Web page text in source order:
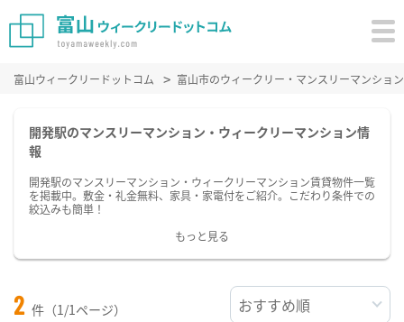
富山ウィークリードットコム 富山市のウィークリー・マンスリーマンショ
開発駅のマンスリーマンション・ウィークリーマンション情
報
開発駅のマンスリーマンション・ウィークリーマンション賃貸物件一覧
を掲載中。敷金・礼金無料、家具・家電付をご紹介。こだわり条件での
絞込みも簡単！
もっと見る
2 件（1/1ページ）